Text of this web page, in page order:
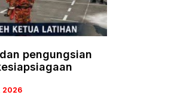
pengungsian
2026